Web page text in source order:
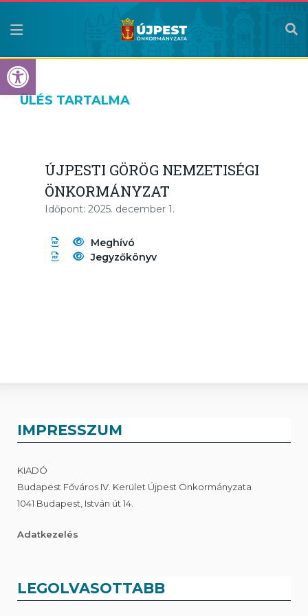
Eszköztár megnyitása
ÜLÉS TARTALMA
ÚJPESTI GÖRÖG NEMZETISÉGI
ÖNKORMÁNYZAT
Időpont: 2025. december 1.
Meghívó
Jegyzőkönyv
IMPRESSZUM
KIADÓ
Budapest Főváros IV. Kerület Újpest Önkormányzata
1041 Budapest, István út 14.
Adatkezelés
LEGOLVASOTTABB